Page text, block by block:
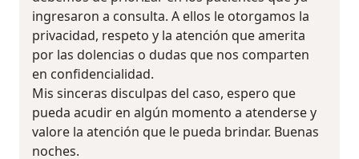
ingresaron a consulta. A ellos le otorgamos la
privacidad, respeto y la atención que amerita
por las dolencias o dudas que nos comparten
en confidencialidad.
Mis sinceras disculpas del caso, espero que
pueda acudir en algún momento a atenderse y
valore la atención que le pueda brindar. Buenas
noches.